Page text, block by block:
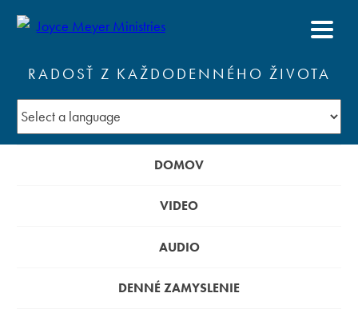
RADOSŤ Z KAŽDODENNÉHO ŽIVOTA
DOMOV
VIDEO
AUDIO
DENNÉ ZAMYSLENIE